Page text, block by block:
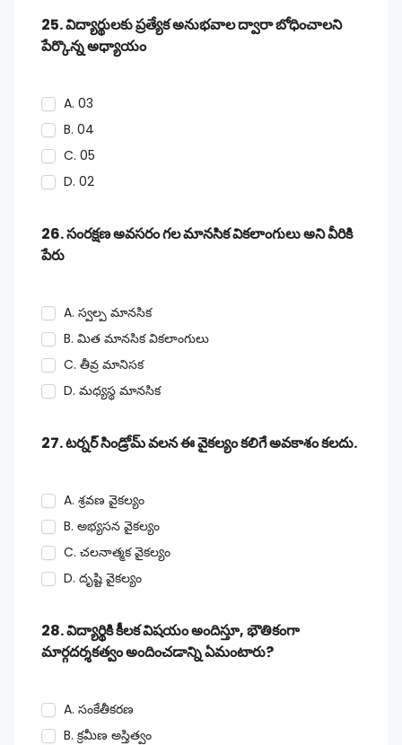
25. విద్యార్థులకు ప్రత్యేక అనుభవాల ద్వారా బోధించాలని
పేర్కొన్న అధ్యాయం
A. 03
B. 04
C. 05
D. 02
26. సంరక్షణ అవసరం గల మానసిక వికలాంగులు అని వీరికి
పేరు
A. స్వల్ప మానసిక
B. మిత మానసిక వికలాంగులు
C. తీవ్ర మానిసక
D. మధ్యస్థ మానసిక
27. టర్నర్ సిండ్రోమ్ వలన ఈ వైకల్యం కలిగే అవకాశం కలదు.
A. శ్రవణ వైకల్యం
B. అభ్యసన వైకల్యం
C. చలనాత్మక వైకల్యం
D. దృష్టి వైకల్యం
28. విద్యార్థికి కీలక విషయం అందిస్తూ, భౌతికంగా
మార్గదర్శకత్వం అందించడాన్ని ఏమంటారు?
A. సంకేతీకరణ
B. క్రమీణ అస్తిత్వం